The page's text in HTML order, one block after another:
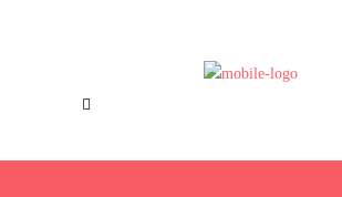
Offres d’emploi